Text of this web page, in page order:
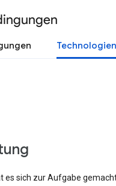
Technologien
es sich zur Aufgabe